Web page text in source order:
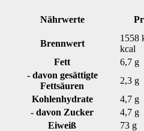
Nährwerte
Brennwert
1558
kcal
Fett
6,7 g
- davon gesättigte
Fettsäuren
2,3 g
Kohlenhydrate
4,7 g
- davon Zucker
4,7 g
Eiweiß
73 g